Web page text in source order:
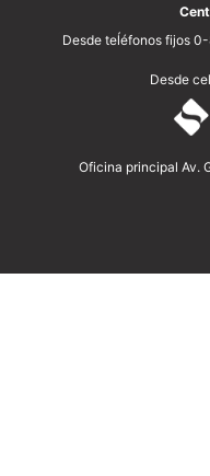
Desde teĺéfonos fijos
Desde
Oficina principal Av.